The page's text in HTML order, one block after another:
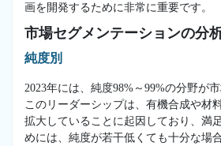
画を開発するために非常に重要です。
市場セグメンテーションの分
純度別
2023年には、純度98%～99%の分野が
このリーダーシップは、有機合成や材
拡大していることに起因しており、満
めには、純度が若干低くても十分な場